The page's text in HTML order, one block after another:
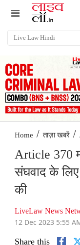
Home / ताज़ा खबरें /
Article 370
संघवाद के
की
LiveLaw News
12 Dec 2023 5:55
Share this